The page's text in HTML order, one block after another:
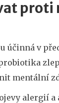
v
mentální
alergií a